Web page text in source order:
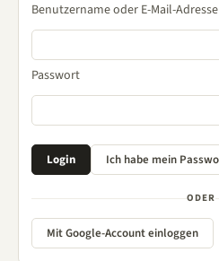
Benutzername oder E-Mail-Adresse
Passwort
ODER
Mit Google-Account einloggen